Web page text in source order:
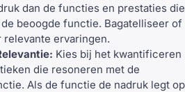
dan de functies en prestaties die
beoogde functie. Bagatelliseer of
ervaringen.
Kies bij het kwantificeren
die resoneren met de
Als de functie de nadruk legt op